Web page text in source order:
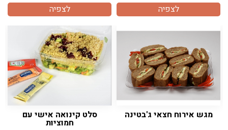
לצפיה לצפיה
מגש אירוח חצאי ג'בטינה סלט קינואה אישי עם
חמוציות